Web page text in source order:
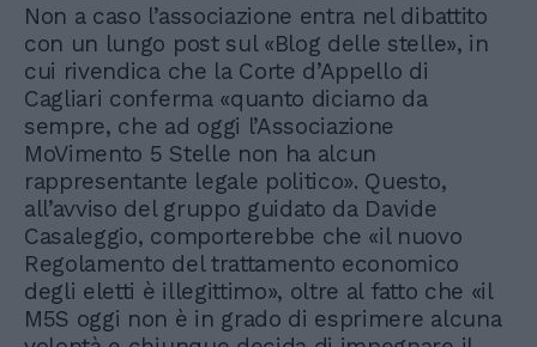
Non a caso l’associazione entra nel dibattito
con un lungo post sul «Blog delle stelle», in
cui rivendica che la Corte d’Appello di
Cagliari conferma «quanto diciamo da
sempre, che ad oggi l’Associazione
MoVimento 5 Stelle non ha alcun
rappresentante legale politico». Questo,
all’avviso del gruppo guidato da Davide
Casaleggio, comporterebbe che «il nuovo
Regolamento del trattamento economico
degli eletti è illegittimo», oltre al fatto che «il
M5S oggi non è in grado di esprimere alcuna